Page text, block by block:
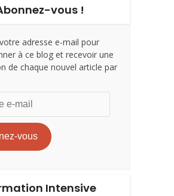
vous !
adresse e-mail pour
à ce blog et recevoir une
de chaque nouvel article par
vous
Intensive